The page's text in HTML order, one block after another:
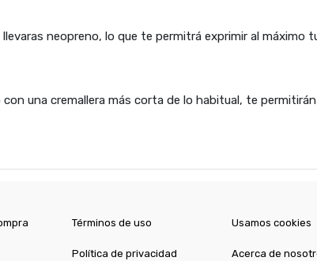
neopreno, lo que te permitrá exprimir al máximo
una cremallera más corta de lo habitual, te
Términos de uso
Política de privacidad
Usamos cookies
Acerca de